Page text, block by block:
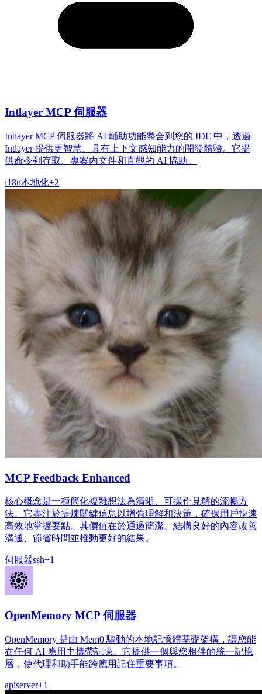
Intlayer MCP 伺服器
Intlayer MCP 伺服器將 AI 輔助功能整合到您的 IDE 中，透過
Intlayer 提供更智慧、具有上下文感知能力的開發體驗。它提
供命令列存取、專案内文件和直觀的 AI 協助。
i18n本地化+2
MCP Feedback Enhanced
核心概念是一種簡化複雜想法為清晰、可操作見解的流暢方
法。它專注於提煉關鍵信息以增強理解和決策，確保用戶快速
高效地掌握要點。其價值在於通過簡潔、結構良好的內容改善
溝通、節省時間並推動更好的結果。
伺服器ssh+1
OpenMemory MCP 伺服器
OpenMemory 是由 Mem0 驅動的本地記憶體基礎架構，讓您能
在任何 AI 應用中攜帶記憶。它提供一個與您相伴的統一記憶
層，使代理和助手能跨應用記住重要事項。
apiserver+1